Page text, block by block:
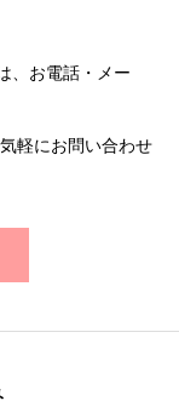
、お電話・メー
軽にお問い合わせ